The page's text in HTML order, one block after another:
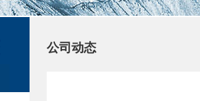
公司动态